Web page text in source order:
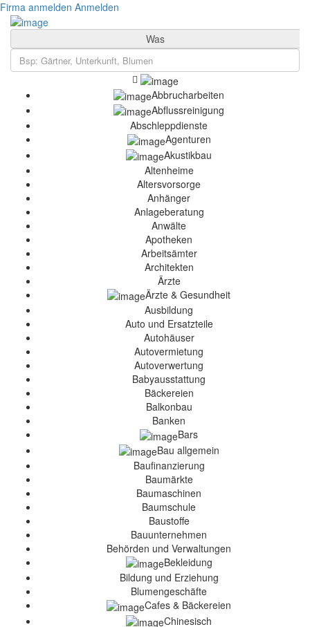
Firma anmelden Anmelden
Was
Abbrucharbeiten
Abflussreinigung
Abschleppdienste
Agenturen
Akustikbau
Altenheime
Altersvorsorge
Anhänger
Anlageberatung
Anwälte
Apotheken
Arbeitsämter
Architekten
Ärzte
Ärzte & Gesundheit
Ausbildung
Auto und Ersatzteile
Autohäuser
Autovermietung
Autoverwertung
Babyausstattung
Bäckereien
Balkonbau
Banken
Bars
Bau allgemein
Baufinanzierung
Baumärkte
Baumaschinen
Baumschule
Baustoffe
Bauunternehmen
Behörden und Verwaltungen
Bekleidung
Bildung und Erziehung
Blumengeschäfte
Cafes & Bäckereien
Chinesisch